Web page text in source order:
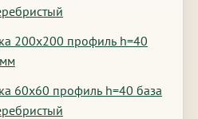
200х200 профиль h=40
60х60 профиль h=40 база